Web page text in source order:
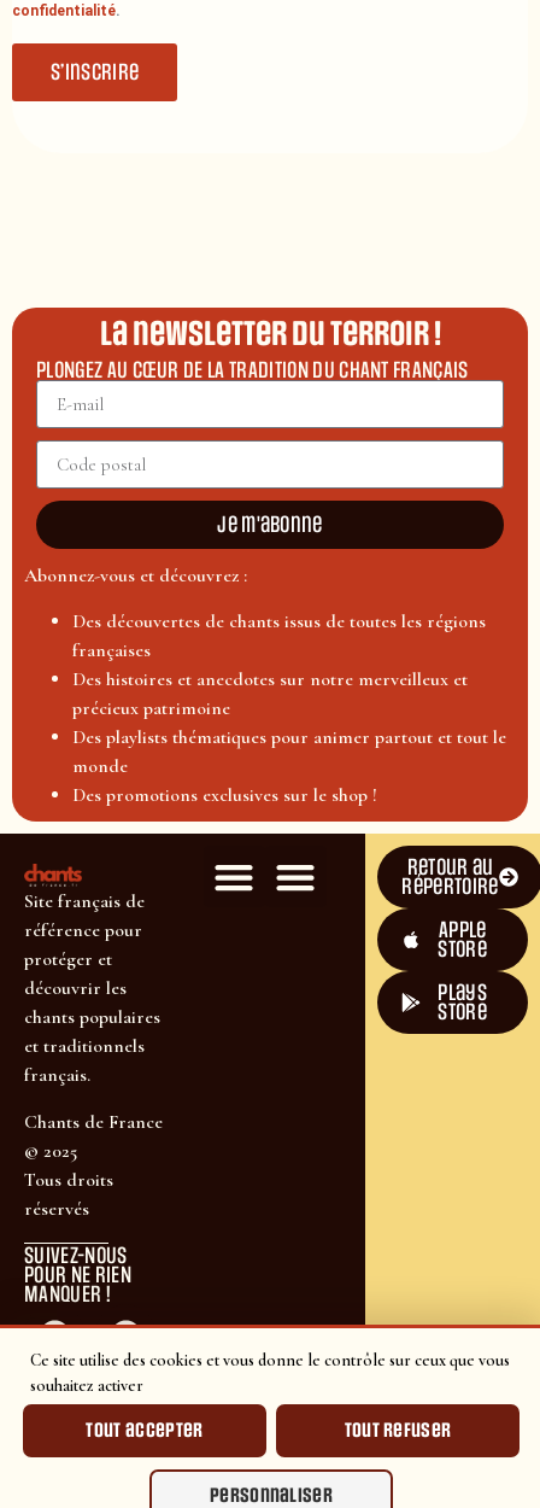
Ce site utilise des cookies et vous donne le contrôle sur ceux que vous
souhaitez activer
Tout accepter Tout refuser
Personnaliser
confidentialité.
S’inscrire
La newsletter du terroir !
PLONGEZ AU CŒUR DE LA TRADITION DU CHANT FRANÇAIS
Je m'abonne
Abonnez-vous et découvrez :
Des découvertes de chants issus de toutes les régions
françaises
Des histoires et anecdotes sur notre merveilleux et
précieux patrimoine
Des playlists thématiques pour animer partout et tout le
monde
Des promotions exclusives sur le shop !
Site français de
référence pour
protéger et
découvrir les
chants populaires
et traditionnels
français.
Chants de France
© 2025
Tous droits
réservés
SUIVEZ-NOUS
POUR NE RIEN
MANQUER !
Retour au
répertoire
Apple
Store
plays
store